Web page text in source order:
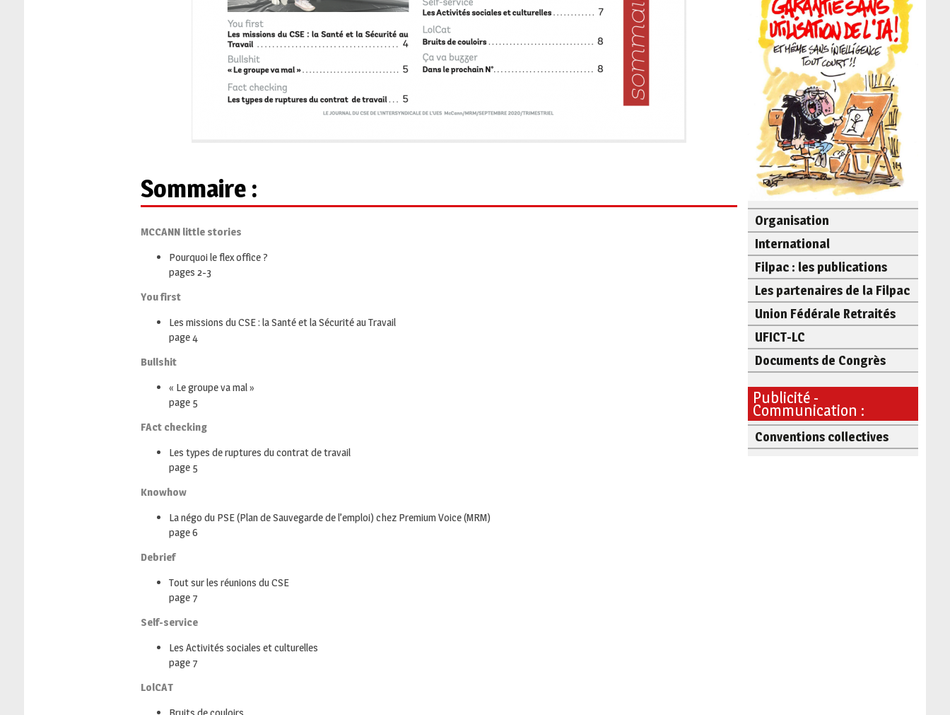
Sommaire :
MCCANN little stories
Pourquoi le flex office ?
pages 2-3
You first
Les missions du CSE : la Santé et la Sécurité au Travail
page 4
Bullshit
« Le groupe va mal »
page 5
FAct checking
Les types de ruptures du contrat de travail
page 5
Knowhow
La négo du PSE (Plan de Sauvegarde de l’emploi) chez Premium Voice (MRM)
page 6
Debrief
Tout sur les réunions du CSE
page 7
Self-service
Les Activités sociales et culturelles
page 7
LolCAT
Bruits de couloirs
Organisation
International
Filpac : les publications
Les partenaires de la Filpac
Union Fédérale Retraités
UFICT-LC
Documents de Congrès
Publicité -
Communication :
Conventions collectives